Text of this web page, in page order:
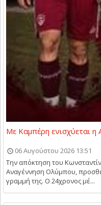
Με Καμπέρη ενισχύεται
06 Αυγούστου 2026 13:51
Την απόκτηση του
Αναγέννηση Ολύμπου,
γραμμή της. Ο 24χρονος μέ...